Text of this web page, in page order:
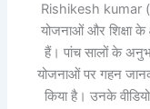
Rishikesh kumar
योजनाओं और शिक्षा
हैं। पांच सालों के
योजनाओं पर गहन
किया है। उनके